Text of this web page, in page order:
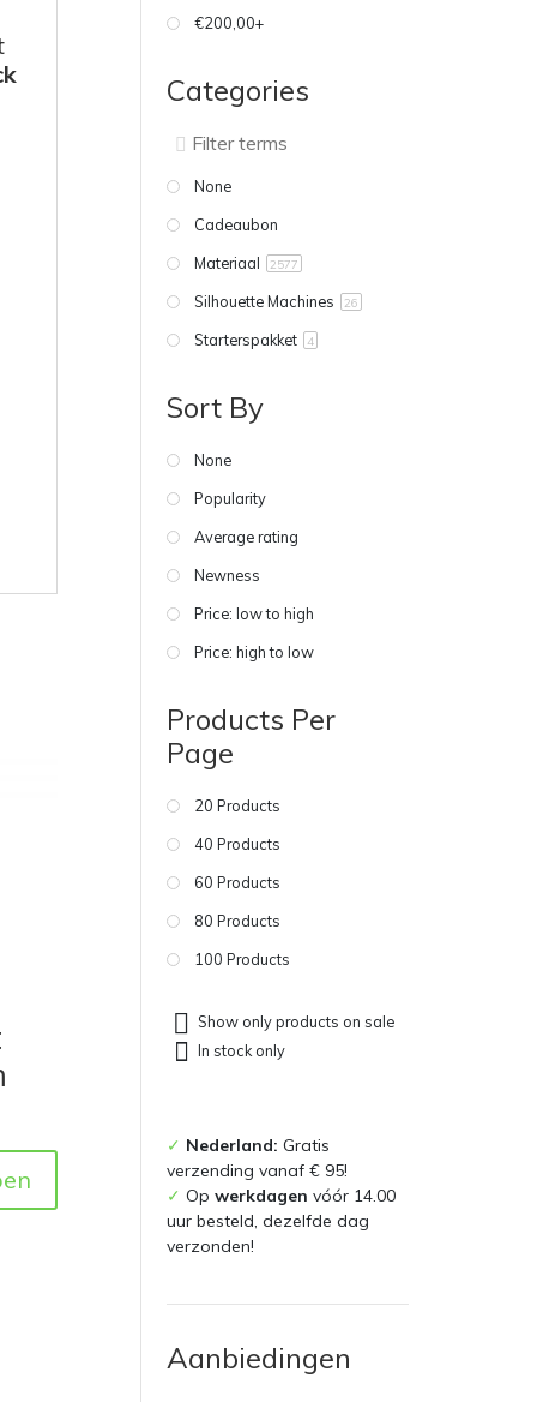
€200,00+
Categories
None
Cadeaubon
Materiaal
2577
Silhouette Machines 26
Starterspakket 4
Sort By
None
Popularity
Average rating
Newness
Price: low to high
Price: high to low
Products Per
Page
20 Products
40 Products
60 Products
80 Products
100 Products
Show only products on sale
In stock only
✓ Nederland:Gratis
verzending vanaf € 95!
✓ Opwerkdagen vóór 14.00
uur besteld, dezelfde dag
verzonden!
Aanbiedingen